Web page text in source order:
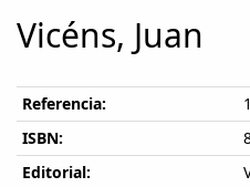
Vicéns, Juan
Referencia:
ISBN:
Editorial: